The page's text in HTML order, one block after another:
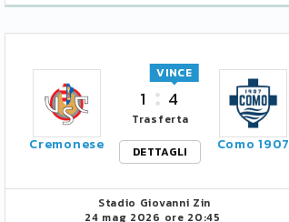
Cremonese
1 4
VINCE
Trasferta
DETTAGLI
Como 1907
Stadio Giovanni Zin
24 mag 2026 ore 20:45